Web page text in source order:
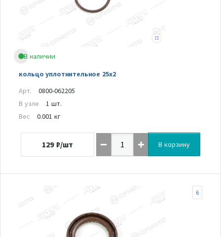
В наличии
кольцо уплотнительное 25х2
Арт.
0800-062205
В узле
1 шт.
Вес
0.001 кг
129 ₽/шт В корзину
6